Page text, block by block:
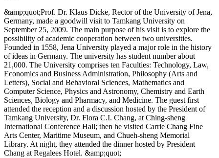
&amp;quot;Prof. Dr. Klaus Dicke, Rector of the University of Jena,
Germany, made a goodwill visit to Tamkang University on
September 25, 2009. The main purpose of his visit is to explore the
possibility of academic cooperation between two universities.
Founded in 1558, Jena University played a major role in the history
of ideas in Germany. The university has student number about
21,000. The University comprises ten Faculties: Technology, Law,
Economics and Business Administration, Philosophy (Arts and
Letters), Social and Behavioral Sciences, Mathematics and
Computer Science, Physics and Astronomy, Chemistry and Earth
Sciences, Biology and Pharmacy, and Medicine. The guest first
attended the reception and a discussion hosted by the President of
Tamkang University, Dr. Flora C.I. Chang, at Ching-sheng
International Conference Hall; then he visited Carrie Chang Fine
Arts Center, Maritime Museum, and Chueh-sheng Memorial
Library. At night, they attended the dinner hosted by President
Chang at Regalees Hotel. &amp;quot;